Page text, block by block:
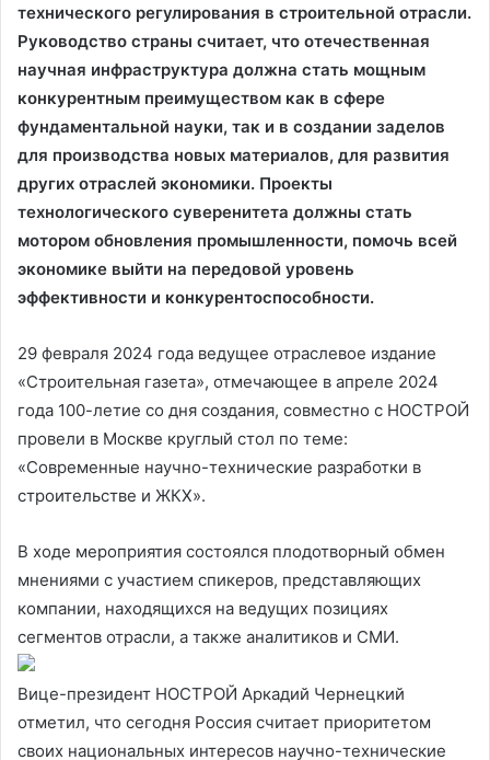
технического регулирования в строительной отрасли.
Руководство страны считает, что отечественная
научная инфраструктура должна стать мощным
конкурентным преимуществом как в сфере
фундаментальной науки, так и в создании заделов
для производства новых материалов, для развития
других отраслей экономики. Проекты
технологического суверенитета должны стать
мотором обновления промышленности, помочь всей
экономике выйти на передовой уровень
эффективности и конкурентоспособности.
29 февраля 2024 года ведущее отраслевое издание
«Строительная газета», отмечающее в апреле 2024
года 100-летие со дня создания, совместно с НОСТРОЙ
провели в Москве круглый стол по теме:
«Современные научно-технические разработки в
строительстве и ЖКХ».
В ходе мероприятия состоялся плодотворный обмен
мнениями с участием спикеров, представляющих
компании, находящихся на ведущих позициях
сегментов отрасли, а также аналитиков и СМИ.
Вице-президент НОСТРОЙ Аркадий Чернецкий
отметил, что сегодня Россия считает приоритетом
своих национальных интересов научно-технические